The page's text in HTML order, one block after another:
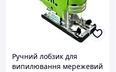
Ручний лобзик для
випилювання мережевий